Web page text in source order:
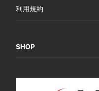
利用規約
SHOP